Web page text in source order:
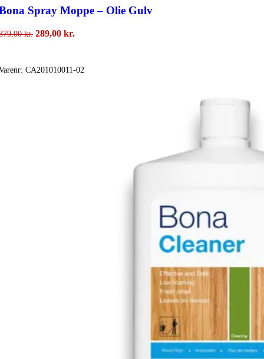
Spray Moppe – Olie Gulv
kr. Den
var:
379,00 kr..
289,00 kr.
er:
289,00 kr..
CA201010011-02